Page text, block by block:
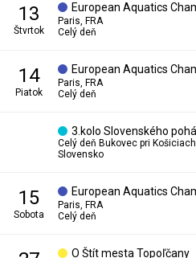
13
štvrtok
European Aquatics
Paris, FRA
Celý deň
14
piatok
European Aquatics
Paris, FRA
Celý deň
3.kolo Slovenského
Celý deň Bukovec pri
Slovensko
15
sobota
European Aquatics
Paris, FRA
Celý deň
O Štít mesta Topoľčany